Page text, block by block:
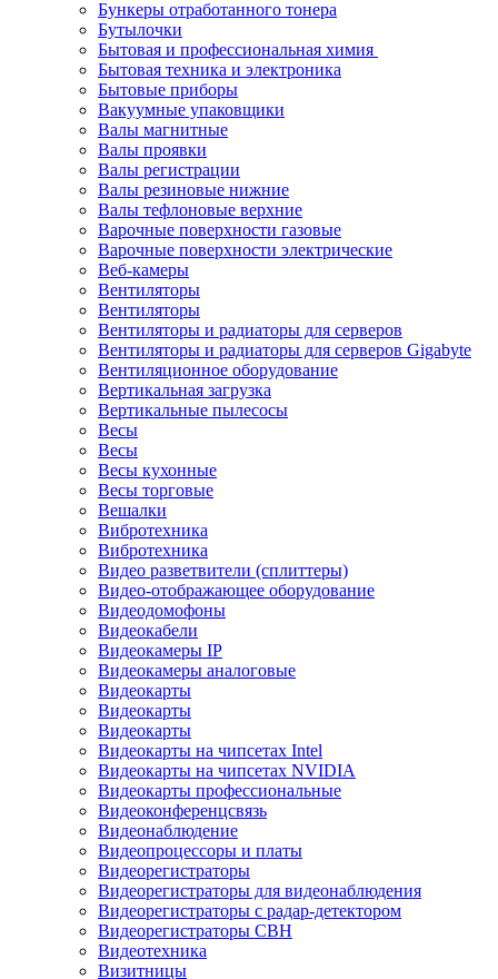
Бункеры отработанного тонера
Бутылочки
Бытовая и профессиональная химия
Бытовая техника и электроника
Бытовые приборы
Вакуумные упаковщики
Валы магнитные
Валы проявки
Валы регистрации
Валы резиновые нижние
Валы тефлоновые верхние
Варочные поверхности газовые
Варочные поверхности электрические
Веб-камеры
Вентиляторы
Вентиляторы
Вентиляторы и радиаторы для серверов
Вентиляторы и радиаторы для серверов Gigabyte
Вентиляционное оборудование
Вертикальная загрузка
Вертикальные пылесосы
Весы
Весы
Весы кухонные
Весы торговые
Вешалки
Вибротехника
Вибротехника
Видео разветвители (сплиттеры)
Видео-отображающее оборудование
Видеодомофоны
Видеокабели
Видеокамеры IP
Видеокамеры аналоговые
Видеокарты
Видеокарты
Видеокарты
Видеокарты на чипсетах Intel
Видеокарты на чипсетах NVIDIA
Видеокарты профессиональные
Видеоконференцсвязь
Видеонаблюдение
Видеопроцессоры и платы
Видеорегистраторы
Видеорегистраторы для видеонаблюдения
Видеорегистраторы с радар-детектором
Видеорегистраторы СВН
Видеотехника
Визитницы